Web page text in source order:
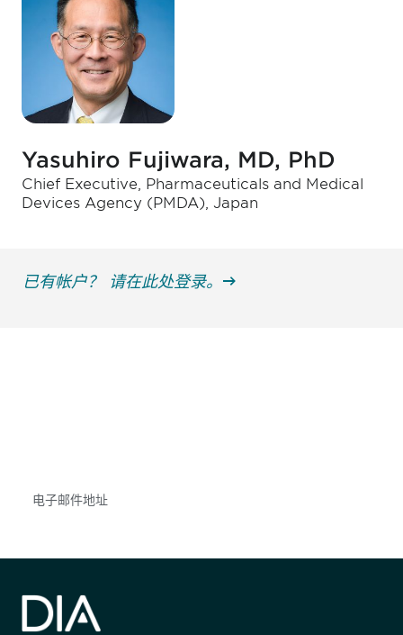
Yasuhiro Fujiwara, MD, PhD
Chief Executive, Pharmaceuticals and Medical
Devices Agency (PMDA), Japan
已有帐户？ 请在此处登录。